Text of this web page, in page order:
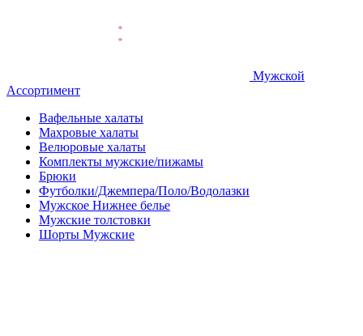
Мужской
Ассортимент
Вафельные халаты
Махровые халаты
Велюровые халаты
Комплекты мужские/пижамы
Брюки
Футболки/Джемпера/Поло/Водолазки
Мужское Нижнее белье
Мужские толстовки
Шорты Мужские